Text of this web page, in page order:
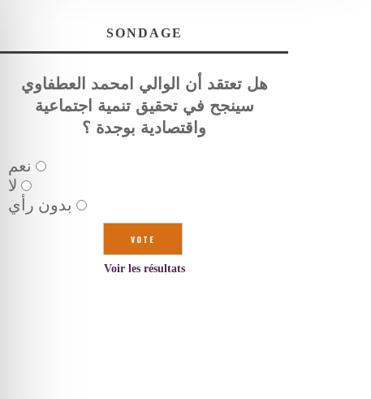
SONDAGE
هل تعتقد أن الوالي امحمد العطفاوي
سينجح في تحقيق تنمية اجتماعية
واقتصادية بوجدة ؟
نعم
لا
بدون رأي
Voir les résultats